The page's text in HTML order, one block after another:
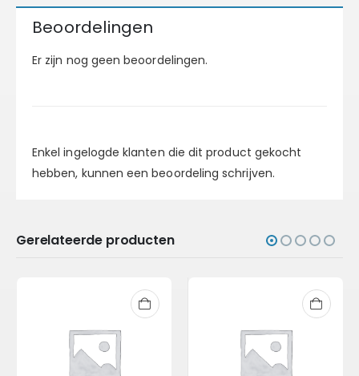
Beoordelingen
Er zijn nog geen beoordelingen.
Enkel ingelogde klanten die dit product gekocht
hebben, kunnen een beoordeling schrijven.
Gerelateerde producten